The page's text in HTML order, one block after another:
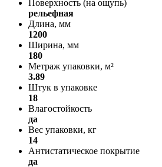
Поверхность (на ощупь)
рельефная
Длина, мм
1200
Ширина, мм
180
Метраж упаковки, м²
3.89
Штук в упаковке
18
Влагостойкость
да
Вес упаковки, кг
14
Антистатическое покрытие
да